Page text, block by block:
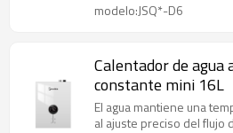
modelo:JSQ*-D6
Calentador de
constante mini 16L
El agua mantiene una
al ajuste preciso del flujo